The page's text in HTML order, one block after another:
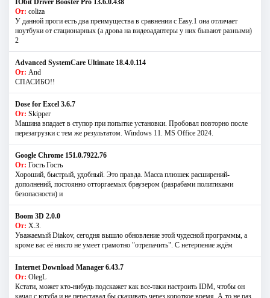
IObit Driver Booster Pro 13.6.0.438
От: coliza
У данной проги есть два преимущества в сравнении с Easy.1 она отличает
ноутбуки от стационарных (а дрова на видеоадаптеры у них бывают разными)
2
Advanced SystemCare Ultimate 18.4.0.114
От: And
СПАСИБО!!
Dose for Excel 3.6.7
От: Skipper
Машина впадает в ступор при попытке установки. Пробовал повторно после
перезагрузки с тем же результатом. Windows 11. MS Offiсe 2024.
Google Chrome 151.0.7922.76
От: Гость Гость
Хороший, быстрый, удобный. Это правда. Масса плюшек расширений-
дополнений, постоянно отторгаемых браузером (разрабами политиками
безопасности) и
Boom 3D 2.0.0
От: Х.З.
Уважаемый Diakov, сегодня вышло обновление этой чудесной программы, а
кроме вас её никто не умеет грамотно "отрепачить". С нетерпение ждём
Internet Download Manager 6.43.7
От: OlegL
Кстати, может кто-нибудь подскажет как все-таки настроить IDM, чтобы он
качал с ютуба и не переставал бы скачивать через короткое время. А то не раз